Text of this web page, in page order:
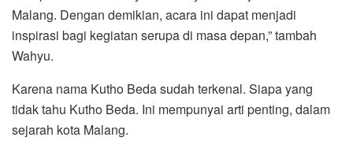
Malang. Dengan demikian, acara ini dapat menjadi
inspirasi bagi kegiatan serupa di masa depan,” tambah
Wahyu.
Karena nama Kutho Beda sudah terkenal. Siapa yang
tidak tahu Kutho Beda. Ini mempunyai arti penting, dalam
sejarah kota Malang.